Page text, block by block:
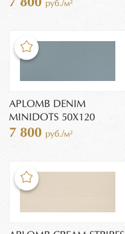
7 800 руб./м²
APLOMB DENIM
MINIDOTS 50X120
7 800 руб./м²